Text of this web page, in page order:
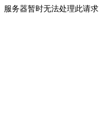
服务器暂时无法处理此请求